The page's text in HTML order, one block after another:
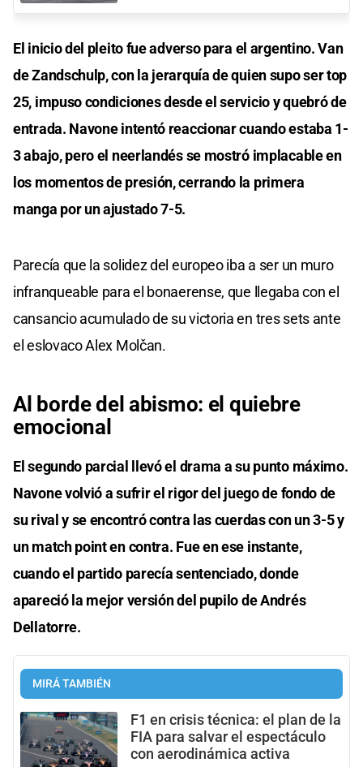
El inicio del pleito fue adverso para el argentino. Van
de Zandschulp, con la jerarquía de quien supo ser top
25, impuso condiciones desde el servicio y quebró de
entrada. Navone intentó reaccionar cuando estaba 1-
3 abajo, pero el neerlandés se mostró implacable en
los momentos de presión, cerrando la primera
manga por un ajustado 7-5.
Parecía que la solidez del europeo iba a ser un muro
infranqueable para el bonaerense, que llegaba con el
cansancio acumulado de su victoria en tres sets ante
el eslovaco Alex Molčan.
Al borde del abismo: el quiebre
emocional
El segundo parcial llevó el drama a su punto máximo.
Navone volvió a sufrir el rigor del juego de fondo de
su rival y se encontró contra las cuerdas con un 3-5 y
un match point en contra. Fue en ese instante,
cuando el partido parecía sentenciado, donde
apareció la mejor versión del pupilo de Andrés
Dellatorre.
MIRÁ TAMBIÉN
F1 en crisis técnica: el plan de la
FIA para salvar el espectáculo
con aerodinámica activa